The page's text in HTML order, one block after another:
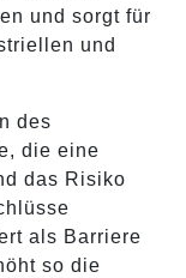
und sorgt für
und
des
die eine
das Risiko
als Barriere
so die